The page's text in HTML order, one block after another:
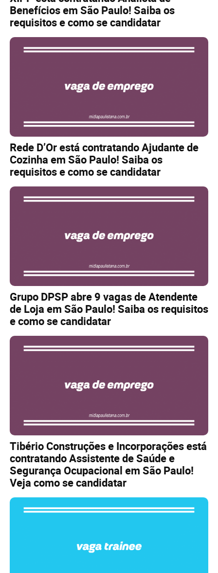
Benefícios em São Paulo! Saiba os
requisitos e como se candidatar
Rede D’Or está contratando Ajudante de
Cozinha em São Paulo! Saiba os
requisitos e como se candidatar
Grupo DPSP abre 9 vagas de Atendente
de Loja em São Paulo! Saiba os requisitos
e como se candidatar
Tibério Construções e Incorporações está
contratando Assistente de Saúde e
Segurança Ocupacional em São Paulo!
Veja como se candidatar